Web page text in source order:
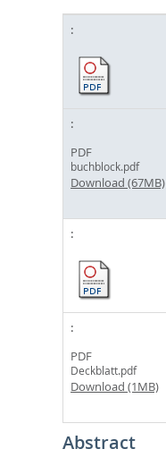
PDF
buchblock.pdf
Download (67MB)
PDF
Deckblatt.pdf
Download (1MB)
Abstract